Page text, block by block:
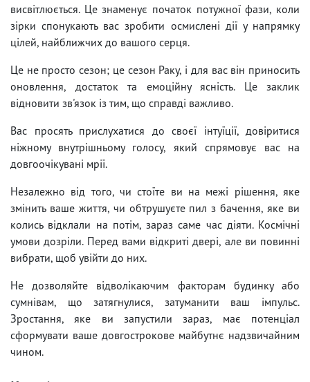
висвітлюється. Це знаменує початок потужної фази, коли
зірки спонукають вас зробити осмислені дії у напрямку
цілей, найближчих до вашого серця.
Це не просто сезон; це сезон Раку, і для вас він приносить
оновлення, достаток та емоційну ясність. Це заклик
відновити зв'язок із тим, що справді важливо.
Вас просять прислухатися до своєї інтуїції, довіритися
ніжному внутрішньому голосу, який спрямовує вас на
довгоочікувані мрії.
Незалежно від того, чи стоїте ви на межі рішення, яке
змінить ваше життя, чи обтрушуєте пил з бачення, яке ви
колись відклали на потім, зараз саме час діяти. Космічні
умови дозріли. Перед вами відкриті двері, але ви повинні
вибрати, щоб увійти до них.
Не дозволяйте відволікаючим факторам будинку або
сумнівам, що затягнулися, затуманити ваш імпульс.
Зростання, яке ви запустили зараз, має потенціал
сформувати ваше довгострокове майбутнє надзвичайним
чином.